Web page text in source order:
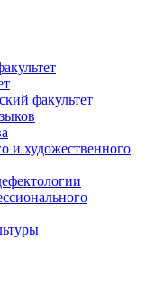
факультет
и художественного